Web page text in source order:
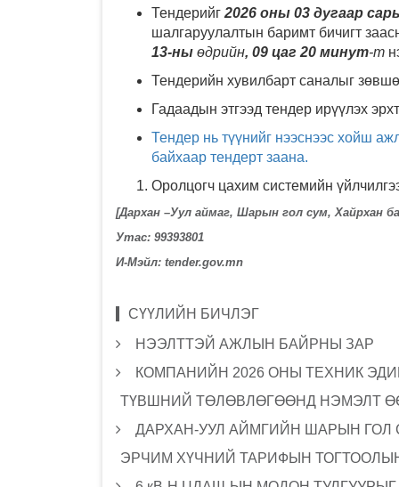
Тендерийг 2026 оны 03 дугаар
шалгаруулалтын баримт бичигт
13-ны өдрийн, 09 цаг 20 минут-т
Тендерийн хувилбарт саналыг
Гадаадын этгээд тендер ирүүлэх
Тендер нь түүнийг нээснээс хойш
байхаар тендерт заана.
Оролцогч цахим системийн
[Дархан –Уул аймаг, Шарын гол сум, Хайрхан
Утас: 99393801
И-Мэйл: tender.gov.mn
СҮҮЛИЙН БИЧЛЭГ
НЭЭЛТТЭЙ АЖЛЫН БАЙРНЫ ЗАР
КОМПАНИЙН 2026 ОНЫ ТЕХНИК
ТҮВШНИЙ ТӨЛӨВЛӨГӨӨНД НЭМЭЛТ
ДАРХАН-УУЛ АЙМГИЙН ШАРЫН ГОЛ
ЭРЧИМ ХҮЧНИЙ ТАРИФЫН